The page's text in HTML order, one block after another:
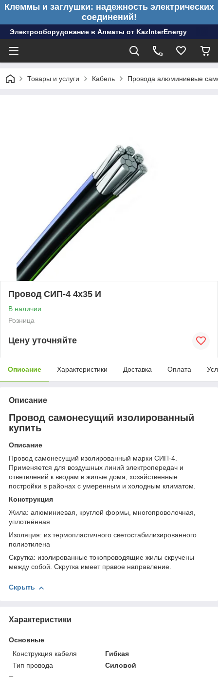
Клеммы и заглушки: надежность электрических
соединений!
Электрооборудование в Алматы от KazInterEnergy
Товары и услуги Кабель Провода алюминиевые
Провод СИП-4 4х35 И
В наличии
Розница
Цену уточняйте
Описание Характеристики Доставка Оплата
Описание
Провод самонесущий изолированный
купить
Описание
Провод самонесущий изолированный марки СИП-4.
Применяется для воздушных линий электропередач и
ответвлений к вводам в жилые дома, хозяйственные
постройки в районах с умеренным и холодным климатом.
Конструкция
Жила: алюминиевая, круглой формы, многопроволочная,
уплотнённая
Изоляция: из термопластичного светостабилизированного
полиэтилена
Скрутка: изолированные токопроводящие жилы скручены
между собой. Скрутка имеет правое направление.
Скрыть
Характеристики
Основные
Конструкция кабеля
Гибкая
Тип провода
Силовой